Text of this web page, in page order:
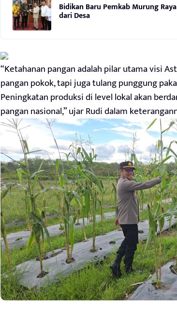
Bidikan Baru Pemkab Murung
dari Desa
“Ketahanan pangan adalah pilar utama visi
pangan pokok, tapi juga tulang punggung
Peningkatan produksi di level lokal akan
pangan nasional,” ujar Rudi dalam